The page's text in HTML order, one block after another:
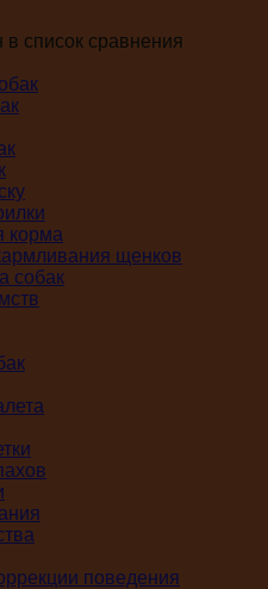
список сравнения
корма
щенков
собак
поведения